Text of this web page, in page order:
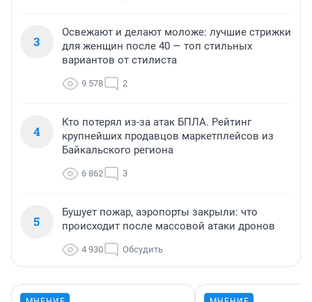
3
Освежают и делают моложе: лучшие стрижки
для женщин после 40 — топ стильных
вариантов от стилиста
9 578 2
4
Кто потерял из-за атак БПЛА. Рейтинг
крупнейших продавцов маркетплейсов из
Байкальского региона
6 862 3
5
Бушует пожар, аэропорты закрыли: что
происходит после массовой атаки дронов
4 930 Обсудить